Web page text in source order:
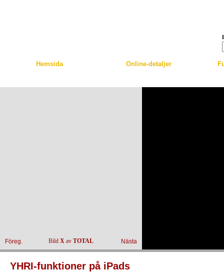
Hemsida Online-detaljer
Bild X av TOTAL
Föreg. Nästa
YHRI-funktioner på iPads